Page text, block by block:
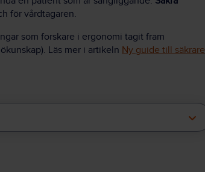
för vårdtagaren.
som forskare i ergonomi tagit fram
Läs mer i artikeln Ny guide till säkrare